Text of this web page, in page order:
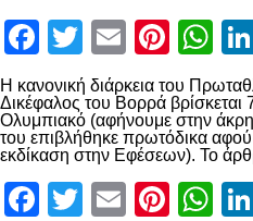
Facebook
Twitter
Email
Η κανονική διάρκεια του
Δικέφαλος του Βορρά
Ολυμπιακό (αφήνουμε στην
του επιβλήθηκε πρωτόδικα αφού
εκδίκαση στην Εφέσεων). Το
Facebook
Twitter
Email